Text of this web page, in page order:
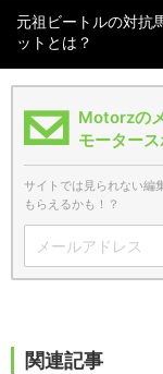
元祖ビートルの対抗
ットとは？
Motorzの
モーター
サイトでは見られない編
もらえるかも！？
関連記事